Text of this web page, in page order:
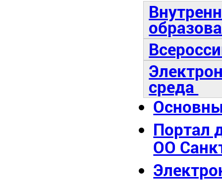
среда
Портал
ОО